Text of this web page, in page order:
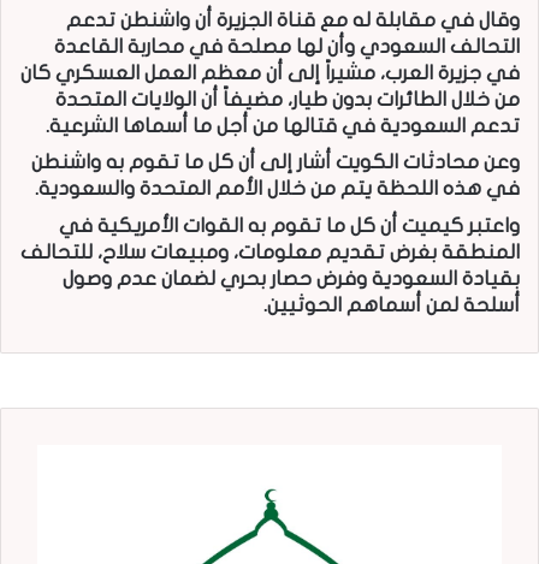
وقال في مقابلة له مع قناة الجزيرة أن واشنطن تدعم
التحالف السعودي وأن لها مصلحة في محاربة القاعدة
في جزيرة العرب، مشيراً إلى أن معظم العمل العسكري كان
من خلال الطائرات بدون طيار، مضيفاً أن الولايات المتحدة
تدعم السعودية في قتالها من أجل ما أسماها الشرعية.
وعن محادثات الكويت أشار إلى أن كل ما تقوم به واشنطن
في هذه اللحظة يتم من خلال الأمم المتحدة والسعودية.
واعتبر كيميت أن كل ما تقوم به القوات الأمريكية في
المنطقة بغرض تقديم معلومات، ومبيعات سلاح، للتحالف
بقيادة السعودية وفرض حصار بحري لضمان عدم وصول
أسلحة لمن أسماهم الحوثيين.